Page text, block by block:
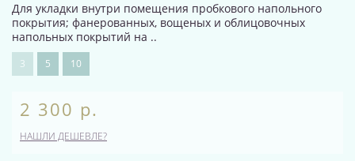
Для укладки внутри помещения пробкового напольного
покрытия; фанерованных, вощеных и облицовочных
напольных покрытий на ..
3 5 10
2 300 р.
НАШЛИ ДЕШЕВЛЕ?